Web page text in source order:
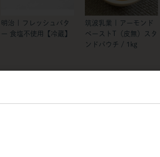
明治 | フレッシュバタ
ー 食塩不使用【冷蔵】
筑波乳業 | アーモンド
ペーストT（皮無）スタ
ンドパウチ / 1kg